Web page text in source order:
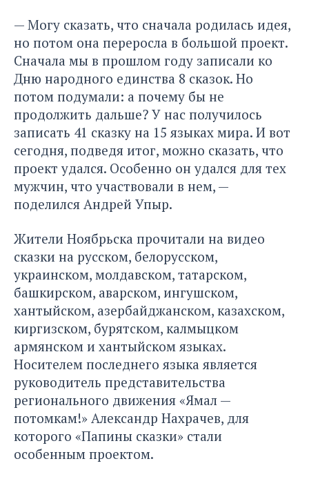
— Могу сказать, что сначала родилась идея,
но потом она переросла в большой проект.
Сначала мы в прошлом году записали ко
Дню народного единства 8 сказок. Но
потом подумали: а почему бы не
продолжить дальше? У нас получилось
записать 41 сказку на 15 языках мира. И вот
сегодня, подведя итог, можно сказать, что
проект удался. Особенно он удался для тех
мужчин, что участвовали в нем, —
поделился Андрей Упыр.
Жители Ноябрьска прочитали на видео
сказки на русском, белорусском,
украинском, молдавском, татарском,
башкирском, аварском, ингушском,
хантыйском, азербайджанском, казахском,
киргизском, бурятском, калмыцком
армянском и хантыйском языках.
Носителем последнего языка является
руководитель представительства
регионального движения «Ямал —
потомкам!» Александр Нахрачев, для
которого «Папины сказки» стали
особенным проектом.